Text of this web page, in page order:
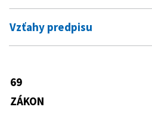
Číslo predpisu:
69/2018 Z. z.
Dátum schválenia:
Vzťahy predpisu
198/1994 Z. z.
69
ZÁKON